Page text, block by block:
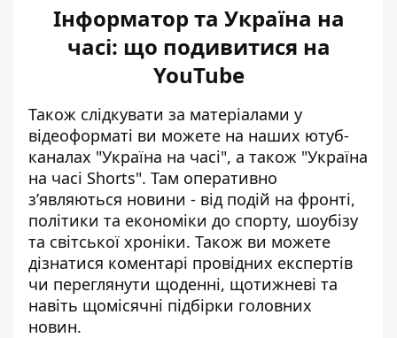
Інформатор та Україна на
часі: що подивитися на
YouTube
Також слідкувати за матеріалами у
відеоформаті ви можете на наших ютуб-
каналах "Україна на часі", а також "Україна
на часі Shorts". Там оперативно
зʼявляються новини - від подій на фронті,
політики та економіки до спорту, шоубізу
та світської хроніки. Також ви можете
дізнатися коментарі провідних експертів
чи переглянути щоденні, щотижневі та
навіть щомісячні підбірки головних
новин.